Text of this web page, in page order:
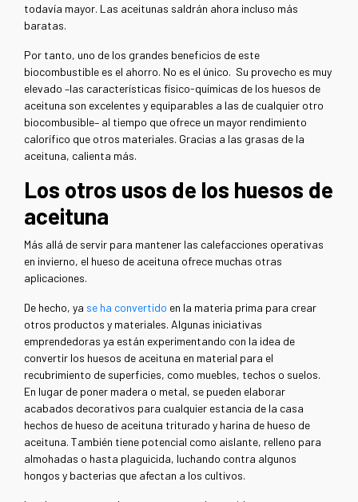
todavía mayor. Las aceitunas saldrán ahora incluso más
baratas.
Por tanto, uno de los grandes beneficios de este
biocombustible es el ahorro. No es el único. Su provecho es muy
elevado –las características físico-químicas de los huesos de
aceituna son excelentes y equiparables a las de cualquier otro
biocombusible– al tiempo que ofrece un mayor rendimiento
calorífico que otros materiales. Gracias a las grasas de la
aceituna, calienta más.
Los otros usos de los huesos de
aceituna
Más allá de servir para mantener las calefacciones operativas
en invierno, el hueso de aceituna ofrece muchas otras
aplicaciones.
De hecho, ya se ha convertido en la materia prima para crear
otros productos y materiales. Algunas iniciativas
emprendedoras ya están experimentando con la idea de
convertir los huesos de aceituna en material para el
recubrimiento de superficies, como muebles, techos o suelos.
En lugar de poner madera o metal, se pueden elaborar
acabados decorativos para cualquier estancia de la casa
hechos de hueso de aceituna triturado y harina de hueso de
aceituna. También tiene potencial como aislante, relleno para
almohadas o hasta plaguicida, luchando contra algunos
hongos y bacterias que afectan a los cultivos.